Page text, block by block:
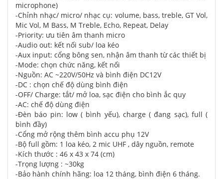
microphone)
-Chỉnh nhạc/ micro/ nhạc cụ: volume, bass, treble, GT Vol,
Mic Vol, M Bass, M Treble, Echo, Repeat, Delay
-Priority: ưu tiên âm thanh micro
-Audio out: kết nối sub/ loa kéo
-Aux input: cổng bông sen, nhận âm thanh từ các thiết bị
-Mode: chọn chức năng, kết nối
-Nguồn: AC ~220V/50Hz và bình điện DC12V
-DC : chọn chế độ dùng bình điện
-OFF/ Charge: tắt/ mở loa, sạc điện cho bình ắc quy
-AC: chế độ dùng điện
-Đèn báo pin: low ( bình yếu), charge ( đang sạc), full (
bình đầy)
-Cổng mở rộng thêm bình accu phụ 12V
-Bộ full gồm: 1 loa kéo, 2 mic UHF , dây nguồn, remote
-Kích thước : 46 x 43 x 74 (cm)
-Trọng lượng : ~30kg
-Bảo hành chính hãng: loa 12 tháng, bình điện 6 tháng.